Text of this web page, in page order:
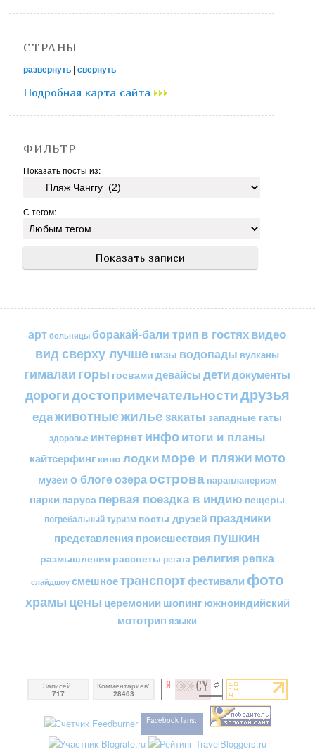
СТРАНЫ
развернуть |свернуть
Подробная карта сайта
ФИЛЬТР
Показать посты из:
С тегом:
арт больницы боракай-бали трип в гостяхвидео
вид сверху лучшевизы водопады вулканы
гималаи горы госвами девайсы детидокументы
дорогидостопримечательностидрузья
едаживотныежильезакаты западные гаты
здоровье интернетинфоитоги и планы
кайтсерфинг кино лодкиморе и пляжимото
музеи о блогеозераострова парапланеризм
парки паруса первая поездка в индию пещеры
погребальный туризм посты друзей праздники
представления происшествия пушкин
размышления рассветы регата религия репка
слайдшоу смешноетранспортфестивали фото
храмы цены церемонии шопингюжноиндийский
мототрип языки
Записей:
717
Комментариев:
28463
Facebook fans: